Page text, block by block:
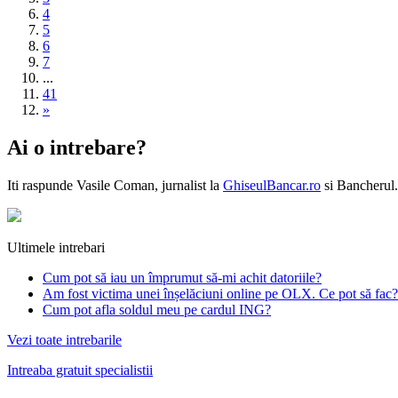
4
5
6
7
...
41
»
Ai o intrebare?
Iti raspunde Vasile Coman, jurnalist la GhiseulBancar.ro si
Ultimele intrebari
Cum pot să iau un împrumut să-mi achit datoriile?
Am fost victima unei înșelăciuni online pe OLX. Ce pot să fac?
Cum pot afla soldul meu pe cardul ING?
Vezi toate intrebarile
Intreaba gratuit specialistii